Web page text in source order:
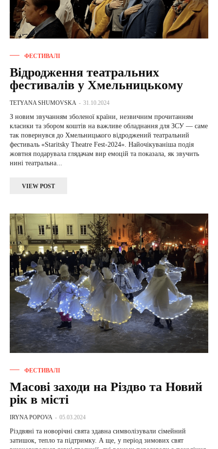
ФЕСТИВАЛІ
Відродження театральних
фестивалів у Хмельницькому
TETYANA SHUMOVSKA - 31.10.2024
З новим звучанням зболеної країни, незвичним прочитанням
класики та збором коштів на важливе обладнання для ЗСУ — саме
так повернувся до Хмельницького відроджений театральний
фестиваль «Staritsky Theatre Fest-2024». Найочікуваніша подія
жовтня подарувала глядачам вир емоцій та показала, як звучить
нині театральна...
VIEW POST
ФЕСТИВАЛІ
Масові заходи на Різдво та Новий
рік в місті
IRYNA POPOVA - 05.03.2024
Різдвяні та новорічні свята здавна символізували сімейний
затишок, тепло та підтримку. А ще, у період зимових свят